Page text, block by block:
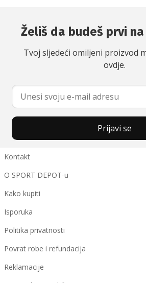
Želiš da budeš prvi
Tvoj sljedeći omiljeni proizvod
ovdje.
Prijavi se
Kontakt
O SPORT DEPOT-u
Kako kupiti
Isporuka
Politika privatnosti
Povrat robe i refundacija
Reklamacije